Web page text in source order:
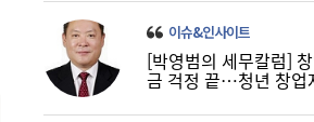
이슈&인사이트
[박영범의 세무칼럼]
금 걱정 끝…청년 창업